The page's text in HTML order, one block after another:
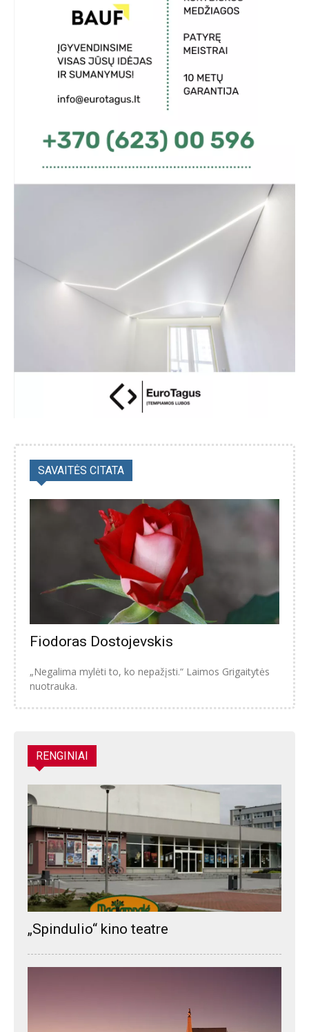
SAVAITĖS CITATA
Fiodoras Dostojevskis
„Negalima mylėti to, ko nepažįsti.“ Laimos Grigaitytės
nuotrauka.
RENGINIAI
„Spindulio“ kino teatre